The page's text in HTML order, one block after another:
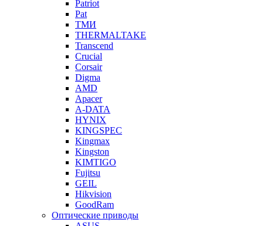
Patriot
Pat
ТМИ
THERMALTAKE
Transcend
Crucial
Corsair
Digma
AMD
Apacer
A-DATA
HYNIX
KINGSPEC
Kingmax
Kingston
KIMTIGO
Fujitsu
GEIL
Hikvision
GoodRam
Оптические приводы